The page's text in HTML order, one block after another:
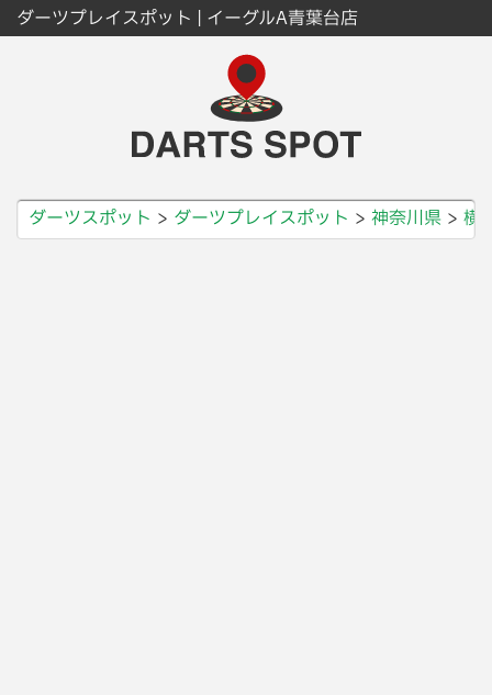
ダーツプレイスポット | イーグルA青葉台店
ダーツスポット ダーツプレイスポット 神奈川県 横